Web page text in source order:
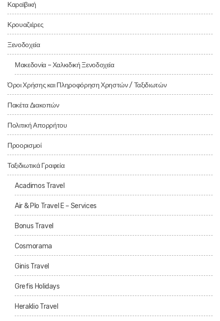
Καραϊβική
Κρουαζιέρες
Ξενοδοχεία
Μακεδονία – Χαλκιδική Ξενοδοχεία
Όροι Χρήσης και Πληροφόρηση Χρηστών / Ταξιδιωτών
Πακέτα Διακοπών
Πολιτική Απορρήτου
Προορισμοί
Ταξιδιωτικά Γραφεία
Acadimos Travel
Air & Plo Travel E – Services
Bonus Travel
Cosmorama
Ginis Travel
Grefis Holidays
Heraklio Travel